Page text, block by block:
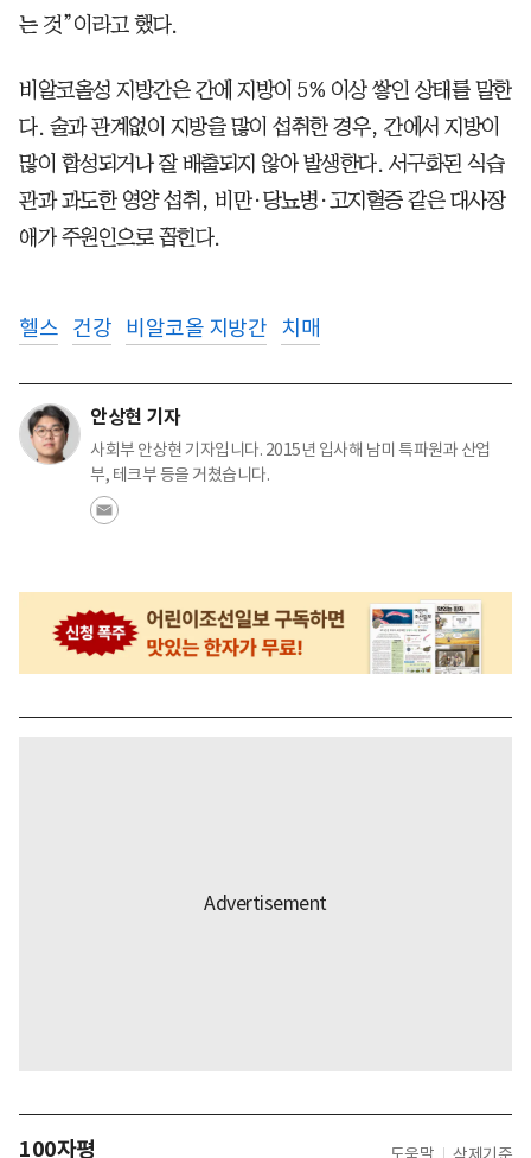
는 것”이라고 했다.
비알코올성 지방간은 간에 지방이 5% 이상 쌓인 상태를 말한
다. 술과 관계없이 지방을 많이 섭취한 경우, 간에서 지방이
많이 합성되거나 잘 배출되지 않아 발생한다. 서구화된 식습
관과 과도한 영양 섭취, 비만·당뇨병·고지혈증 같은 대사장
애가 주원인으로 꼽힌다.
헬스 건강 비알코올 지방간 치매
안상현 기자
사회부 안상현 기자입니다. 2015년 입사해 남미 특파원과 산업
부, 테크부 등을 거쳤습니다.
100자평